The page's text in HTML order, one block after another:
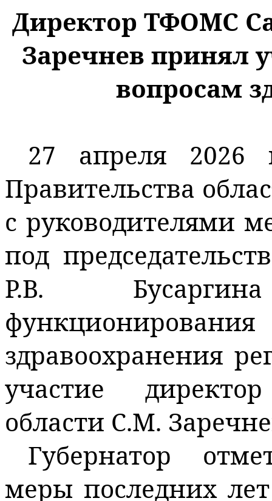
Директор ТФОМС
Заречнев принял
вопросам
27 апреля 2026
Правительства
с руководителями
под
Р.В.
здравоохранения
участие
области С.М.
Губернатор
меры последних